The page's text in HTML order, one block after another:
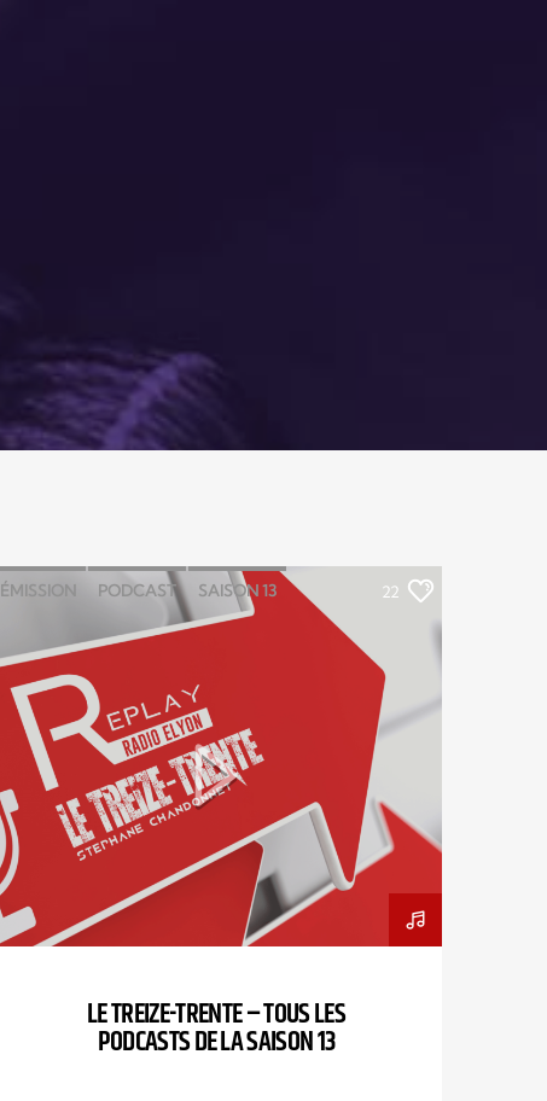
ÉMISSION PODCAST SAISON 13
STÉPHANE CHANDONNET
TREIZE-TRENTE
22
LE TREIZE-TRENTE – TOUS LES
PODCASTS DE LA SAISON 13